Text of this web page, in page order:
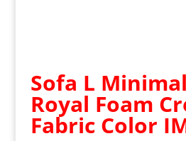
Sofa L
Royal Foam
Fabric Color